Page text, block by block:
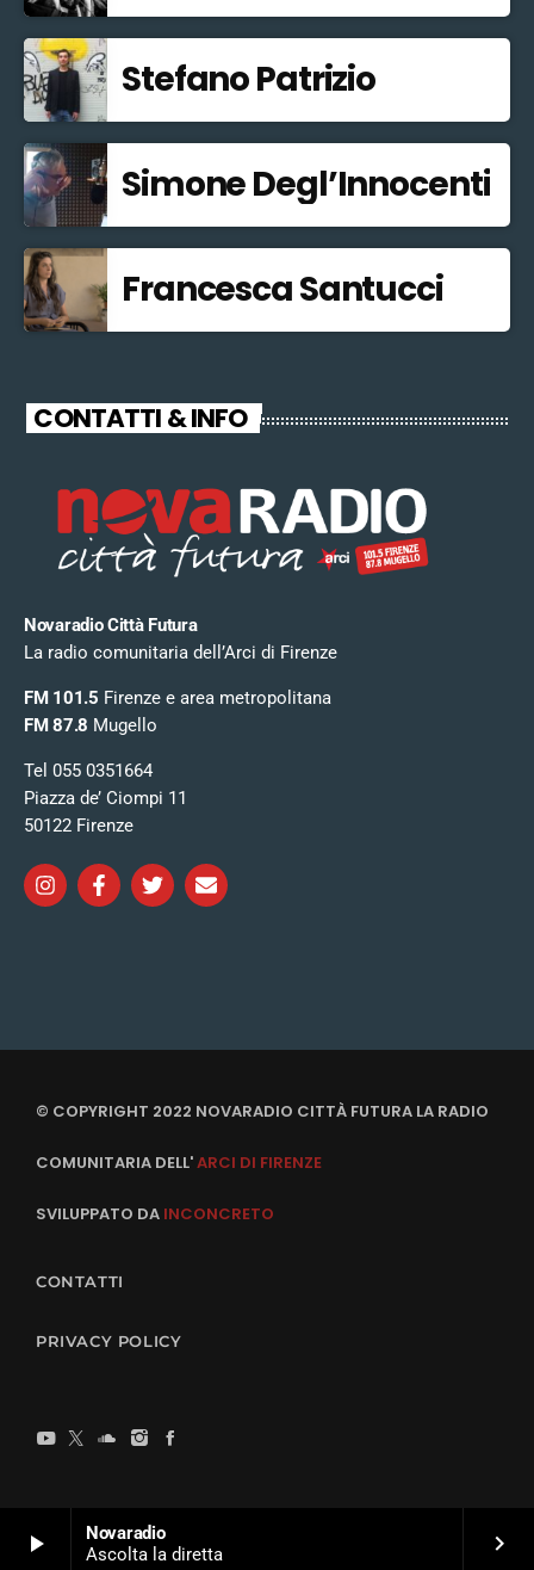
play_arrow
Novaradio
Ascolta la diretta
keyboard_arrow_right
Stefano Patrizio
Simone Degl’Innocenti
Francesca Santucci
CONTATTI & INFO
Novaradio Città Futura
La radio comunitaria dell’Arci di Firenze
FM 101.5 Firenze e area metropolitana
FM 87.8 Mugello
Tel 055 0351664
Piazza de’ Ciompi 11
50122 Firenze
© COPYRIGHT 2022 NOVARADIO CITTÀ FUTURA LA RADIO
COMUNITARIA DELL'ARCI DI FIRENZE
SVILUPPATO DA INCONCRETO
CONTATTI
PRIVACY POLICY